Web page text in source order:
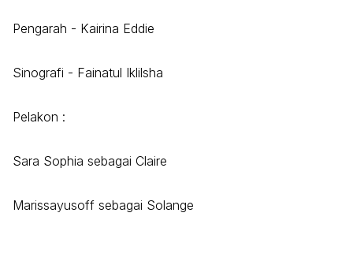
Pengarah - Kairina Eddie
Sinografi - Fainatul Iklilsha
Pelakon :
Sara Sophia sebagai Claire
Marissayusoff sebagai Solange